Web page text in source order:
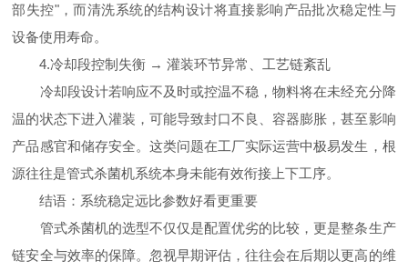
部失控"，而清洗系统的结构设计将直接影响产品批次稳定性与
设备使用寿命。
4.冷却段控制失衡 → 灌装环节异常、工艺链紊乱
冷却段设计若响应不及时或控温不稳，物料将在未经充分降
温的状态下进入灌装，可能导致封口不良、容器膨胀，甚至影响
产品感官和储存安全。这类问题在工厂实际运营中极易发生，根
源往往是管式杀菌机系统本身未能有效衔接上下工序。
结语：系统稳定远比参数好看更重要
管式杀菌机的选型不仅仅是配置优劣的比较，更是整条生产
链安全与效率的保障。忽视早期评估，往往会在后期以更高的维